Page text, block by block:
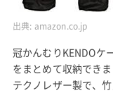
出典: amazon.co.jp
冠かんむりKENDOケ
をまとめて収納できま
テクノレザー製で、